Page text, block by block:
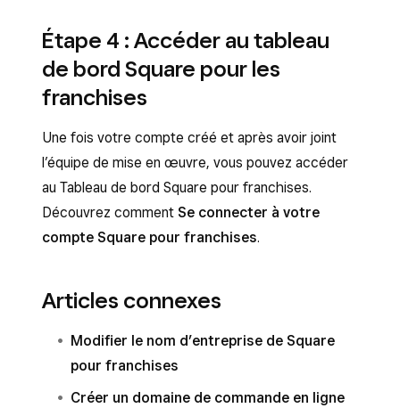
Étape 4 : Accéder au tableau
de bord Square pour les
franchises
Une fois votre compte créé et après avoir joint
l’équipe de mise en œuvre, vous pouvez accéder
au Tableau de bord Square pour franchises.
Découvrez comment Se connecter à votre
compte Square pour franchises.
Articles connexes
Modifier le nom d’entreprise de Square
pour franchises
Créer un domaine de commande en ligne